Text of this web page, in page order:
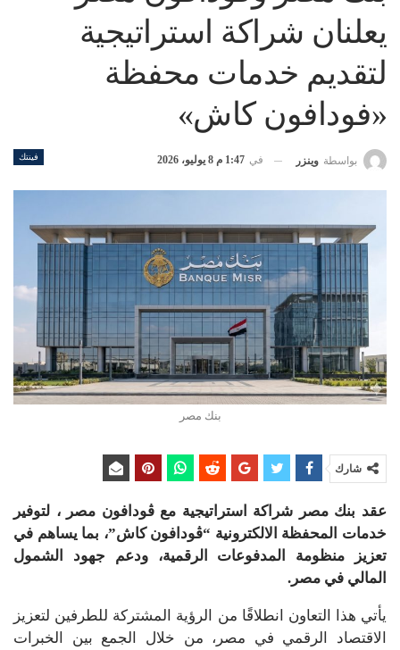
يعلنان شراكة استراتيجية
لتقديم خدمات محفظة
«فودافون كاش»
فينتك بواسطة وينزر في 1:47 م 8 يوليو، 2026
بنك مصر
شارك
عقد بنك مصر شراكة استراتيجية مع ڤودافون مصر ، لتوفير
خدمات المحفظة الالكترونية “ڤودافون كاش”، بما يساهم في
تعزيز منظومة المدفوعات الرقمية، ودعم جهود الشمول
المالي في مصر.
يأتي هذا التعاون انطلاقًا من الرؤية المشتركة للطرفين لتعزيز
الاقتصاد الرقمي في مصر، من خلال الجمع بين الخبرات